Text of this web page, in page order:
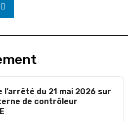
l’arrêté du 21 mai 2026 sur
de contrôleur